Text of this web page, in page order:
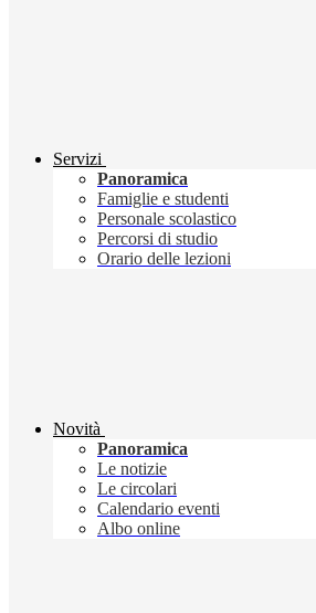
Servizi
Panoramica
Famiglie e studenti
Personale scolastico
Percorsi di studio
Orario delle lezioni
Novità
Panoramica
Le notizie
Le circolari
Calendario eventi
Albo online